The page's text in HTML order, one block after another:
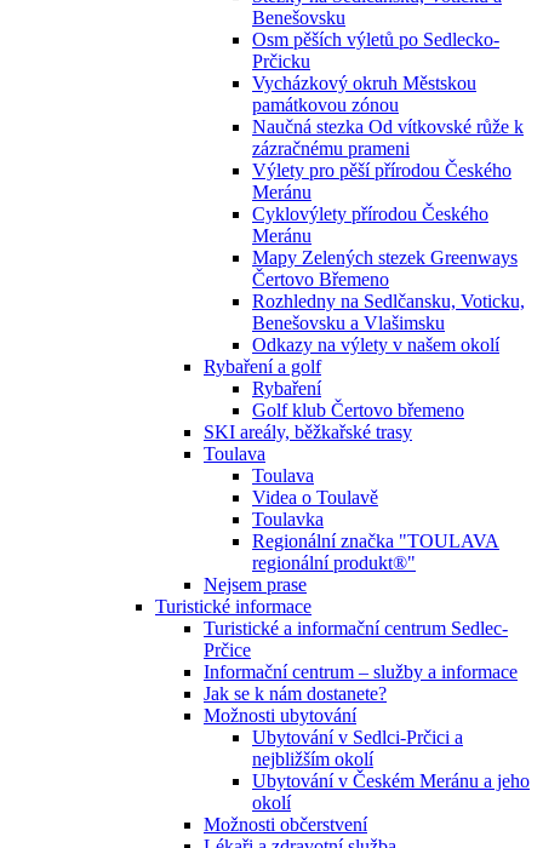
Benešovsku
Osm pěších výletů po Sedlecko-
Prčicku
Vycházkový okruh Městskou
památkovou zónou
Naučná stezka Od vítkovské růže k
zázračnému prameni
Výlety pro pěší přírodou Českého
Meránu
Cyklovýlety přírodou Českého
Meránu
Mapy Zelených stezek Greenways
Čertovo Břemeno
Rozhledny na Sedlčansku, Voticku,
Benešovsku a Vlašimsku
Odkazy na výlety v našem okolí
Rybaření a golf
Rybaření
Golf klub Čertovo břemeno
SKI areály, běžkařské trasy
Toulava
Toulava
Videa o Toulavě
Toulavka
Regionální značka "TOULAVA
regionální produkt®"
Nejsem prase
Turistické informace
Turistické a informační centrum Sedlec-
Prčice
Informační centrum – služby a informace
Jak se k nám dostanete?
Možnosti ubytování
Ubytování v Sedlci-Prčici a
nejbližším okolí
Ubytování v Českém Meránu a jeho
okolí
Možnosti občerstvení